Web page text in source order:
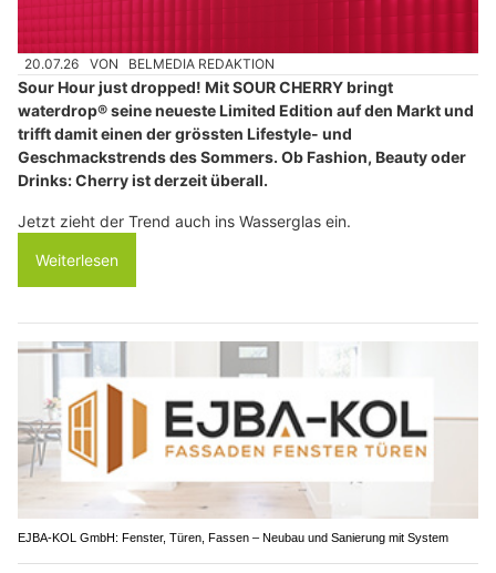
20.07.26 VON BELMEDIA REDAKTION
Sour Hour just dropped! Mit SOUR CHERRY bringt
waterdrop® seine neueste Limited Edition auf den Markt und
trifft damit einen der grössten Lifestyle- und
Geschmackstrends des Sommers. Ob Fashion, Beauty oder
Drinks: Cherry ist derzeit überall.
Jetzt zieht der Trend auch ins Wasserglas ein.
Weiterlesen
EJBA-KOL GmbH: Fenster, Türen, Fassen – Neubau und Sanierung mit System